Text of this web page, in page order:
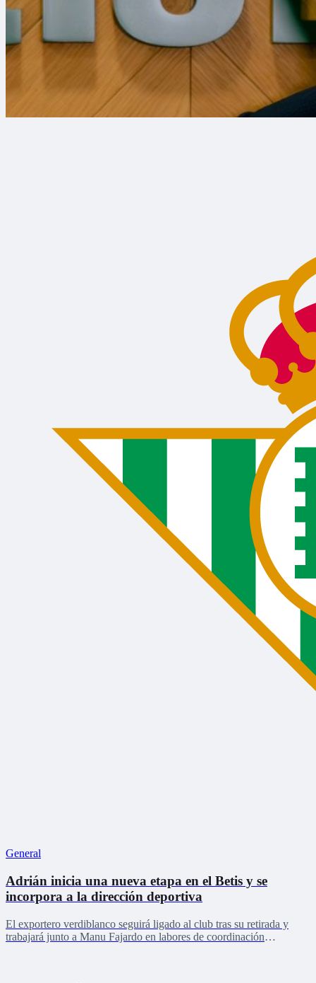
General
Adrián inicia una nueva etapa en el Betis y se
incorpora a la dirección deportiva
El exportero verdiblanco seguirá ligado al club tras su retirada y
trabajará junto a Manu Fajardo en labores de coordinación